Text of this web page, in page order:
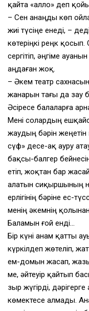
қайта «алло» деп
– Сен анаңды көп
жиі түсіңе енеді, –
көтеріңкі реңк
сергітіп, әңгіме
аңдаған жоқ.
– Әкем театр
жанарын тағы да зау
Әсіресе балаларға
Мені солардың
жаудың бәрін
сүф» десе-ақ ауру
бақсы-балгер
етіп, жоқтан бар
алатын сиқыршының
ерлігінің бәріне ес-
менің әкемнің
Баламын ғой енді…
Бір күні анам қатты
күркілдеп жөтеліп,
ем-домын жасап,
ме, әйтеуір қайтып
зыр жүгірді,
көмектесе алмады.